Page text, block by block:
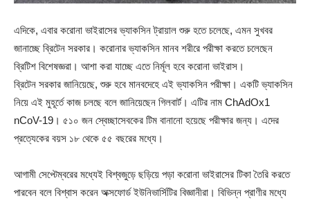
এদিকে, এবার করোনা ভাইরাসের ভ্যাকসিন ট্রায়াল শুরু হতে চলেছে, এমন সুখবর
জানাচ্ছে ব্রিটেন সরকার। করোনার ভ্যাকসিন মানব শরীরে পরীক্ষা করতে চলেছেন
ব্রিটিশ বিশেষজ্ঞরা। আশা করা যাচ্ছে এতে নির্মূল হবে করোনা ভাইরাস।
ব্রিটেন সরকার জানিয়েছে, শুরু হবে মানবদেহে এই ভ্যাকসিন পরীক্ষা। একটি ভ্যাকসিন
নিয়ে এই মুহূর্তে কাজ চলছে বলে জানিয়েছেন গিলবার্ট। এটির নাম ChAdOx1
nCoV-19। ৫১০ জন স্বেচ্ছাসেবকের টিম বানানো হয়েছে পরীক্ষার জন্য। এদের
প্রত্যেকের বয়স ১৮ থেকে ৫৫ বছরের মধ্যে।
আগামী সেপ্টেম্বরের মধ্যেই বিশ্বজুড়ে ছড়িয়ে পড়া করোনা ভাইরাসের টিকা তৈরি করতে
পারবেন বলে বিশ্বাস করেন অক্সফোর্ড ইউনিভার্সিটির বিজ্ঞানীরা। বিভিন্ন প্রাণীর মধ্যে